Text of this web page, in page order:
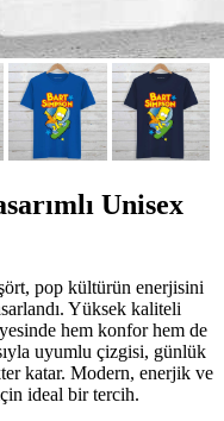
Unisex
pop kültürün enerjisini
Yüksek kaliteli
hem konfor hem de
uyumlu çizgisi, günlük
katar. Modern, enerjik ve
ideal bir tercih.